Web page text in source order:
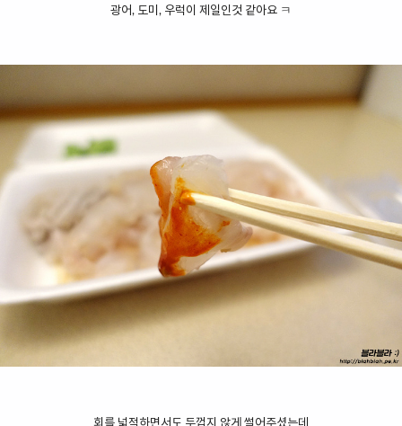
광어, 도미, 우럭이 제일인것 같아요 ㅋ